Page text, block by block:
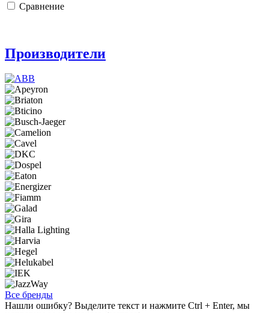
Сравнение
Производители
Все бренды
Нашли ошибку? Выделите текст и нажмите Ctrl + Enter, мы